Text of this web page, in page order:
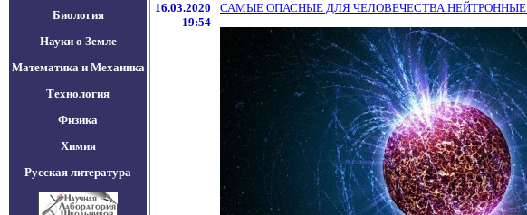
Биология
Науки о Земле
Математика и Механика
Технология
Физика
Химия
Русская литература
16.03.2020
19:54
САМЫЕ ОПАСНЫЕ ДЛЯ ЧЕЛОВЕЧЕСТВА